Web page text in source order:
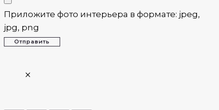
Приложите фото интерьера в формате: jpeg,
jpg, png
Отправить